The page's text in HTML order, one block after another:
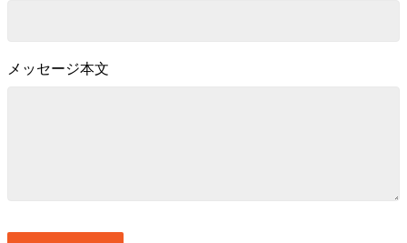
メッセージ本文